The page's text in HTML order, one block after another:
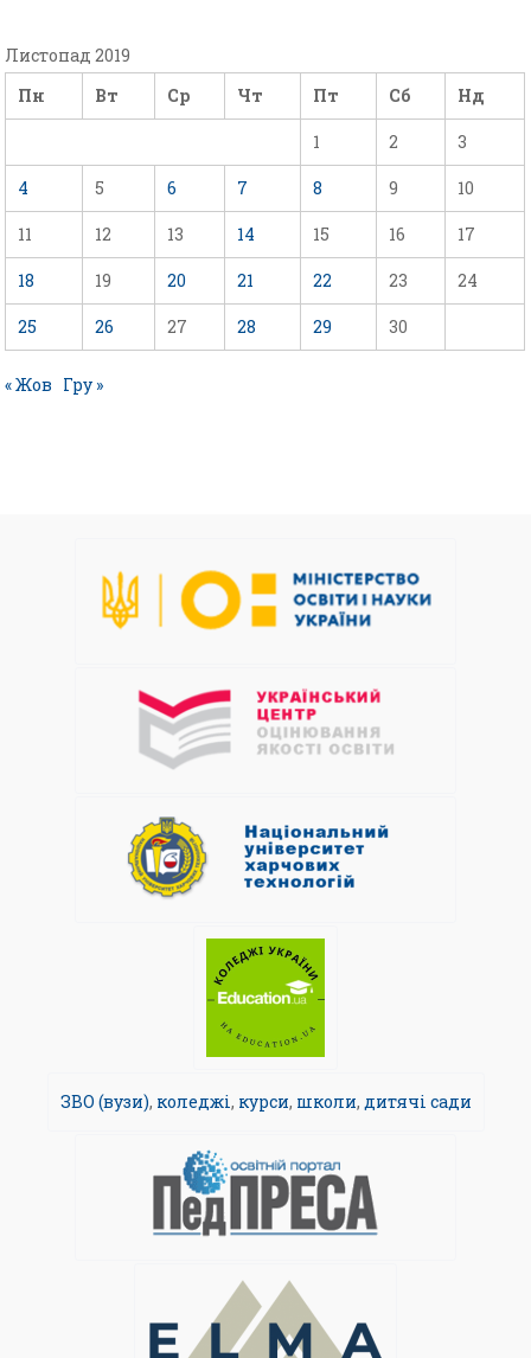
Листопад 2019
Пн
Вт Ср Чт Пт Сб Нд
1 2 3
4 5 6 7 8 9 10
11 12 13 14 15 16 17
18 19 20 21 22 23 24
25 26 27 28 29 30
« Жов Гру »
ЗВО (вузи), коледжі, курси, школи, дитячі сади